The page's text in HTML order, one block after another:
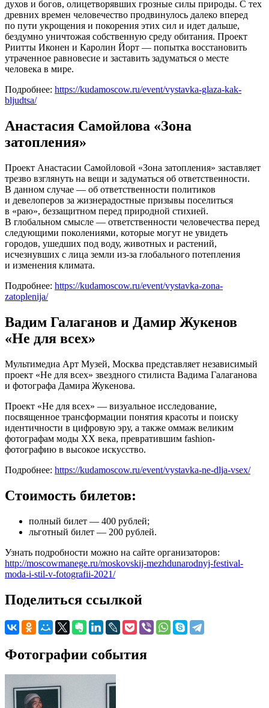
духов и богов, олицетворявших грозные силы природы. С тех
древних времен человечество продвинулось далеко вперед
по пути укрощения и покорения этих сил и идет дальше,
бездумно уничтожая собственную среду обитания. Проект
Риитты Иконен и Каролин Йорт — попытка восстановить
утраченное равновесие и заставить задуматься о месте
человека в мире.
Подробнее: https://kudamoscow.ru/event/vystavka-glaza-kak-
bljudtsa/
Анастасия Самойлова «Зона
затопления»
Проект Анастасии Самойловой «Зона затопления» заставляет
трезво взглянуть на вещи и задуматься об ответственности.
В данном случае — об ответственности политиков
и девелоперов за жизнерадостные призывы поселиться
в «раю», беззащитном перед природной стихией.
В глобальном смысле — ответственности человечества перед
следующими поколениями, которые могут не увидеть
городов, ушедших под воду, животных и растений,
исчезнувших с лица земли из-за глобального потепления
и изменения климата.
Подробнее: https://kudamoscow.ru/event/vystavka-zona-
zatoplenija/
Вадим Галаганов и Дамир Жукенов
«Не для всех»
Мультимедиа Арт Музей, Москва представляет независимый
проект «Не для всех» звездного стилиста Вадима Галаганова
и фотографа Дамира Жукенова.
Проект «Не для всех» — визуальное исследование,
посвященное трансформации понятия красоты и поиску
идентичности в цифровую эру, а также оммаж великим
фотографам моды ХХ века, превратившим fashion-
фотографию в высокое искусство.
Подробнее: https://kudamoscow.ru/event/vystavka-ne-dlja-vsex/
Стоимость билетов:
полный билет — 400 рублей;
льготный билет — 200 рублей.
Узнать подробности можно на сайте организаторов:
http://moscowmanege.ru/moskovskij-mezhdunarodnyj-festival-
moda-i-stil-v-fotografii-2021/
Поделиться ссылкой
Фотографии события